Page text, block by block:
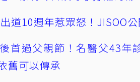
道10週年惹眾怒！JISOO
首過父親節！名醫父43
舊可以傳承